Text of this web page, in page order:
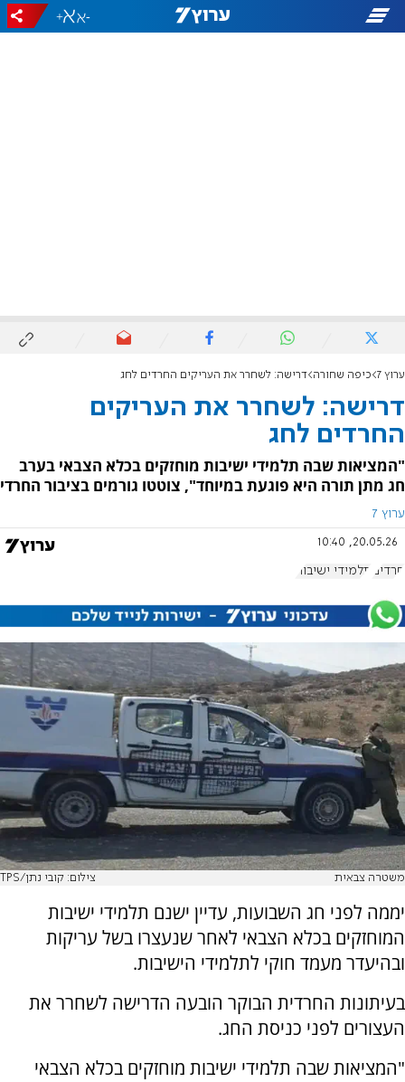
-
+
ערוץ 7 כיפה שחורה דרישה: לשחרר את העריקים החרדים לחג
דרישה: לשחרר את העריקים
החרדים לחג
"המציאות שבה תלמידי ישיבות מוחזקים בכלא הצבאי בערב
חג מתן תורה היא פוגעת במיוחד", צוטטו גורמים בציבור החרדי
ערוץ 7
20.05.26, 10:40
חרדים תלמידי ישיבות
משטרה צבאית צילום: קובי נתן/TPS
יממה לפני חג השבועות, עדיין ישנם תלמידי ישיבות
המוחזקים בכלא הצבאי לאחר שנעצרו בשל עריקות
ובהיעדר מעמד חוקי לתלמידי הישיבות.
בעיתונות החרדית הבוקר הובעה הדרישה לשחרר את
העצורים לפני כניסת החג.
"המציאות שבה תלמידי ישיבות מוחזקים בכלא הצבאי